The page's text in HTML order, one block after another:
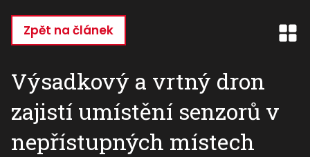
hlavnímu
Zpět na článek
Výsadkový a vrtný dron
zajistí umístění senzorů v
nepřístupných místech